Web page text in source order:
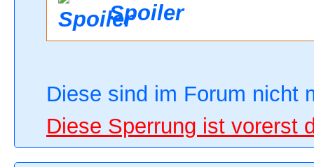
Spoiler
Diese sind im Forum nicht
Diese Sperrung ist vorerst